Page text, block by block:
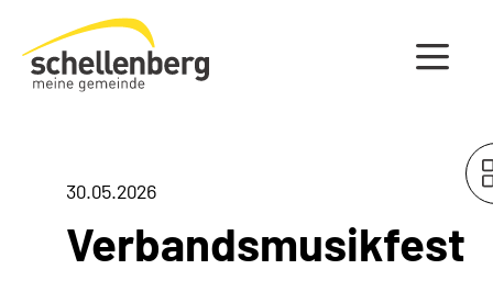
Gemeinde Schellenberg Startseite
30.05.2026
Verbandsmusikfest